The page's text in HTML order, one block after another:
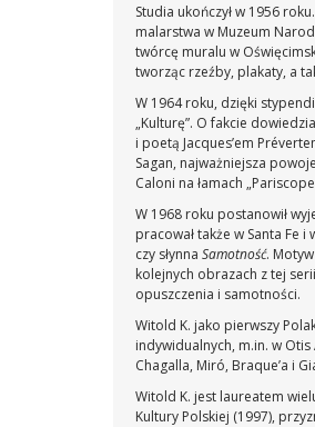
Studia ukończył w 1956
malarstwa w Muzeum
twórcę muralu w
tworząc rzeźby, plakaty, a
W 1964 roku, dzięki
„Kulturę”. O fakcie
i poetą Jacques’em
Sagan, najważniejsza
Caloni na łamach
W 1968 roku postanowił
pracował także w Santa Fe
czy słynna Samotność.
kolejnych obrazach z tej
opuszczenia i samotności.
Witold K. jako pierwszy
indywidualnych, m.in. w
Chagalla, Miró, Braque’a i
Witold K. jest laureatem
Kultury Polskiej (1997),